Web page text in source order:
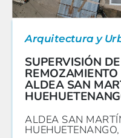
Arquitectura y
SUPERVISIÓN
ALDEA SAN
ALDEA SAN